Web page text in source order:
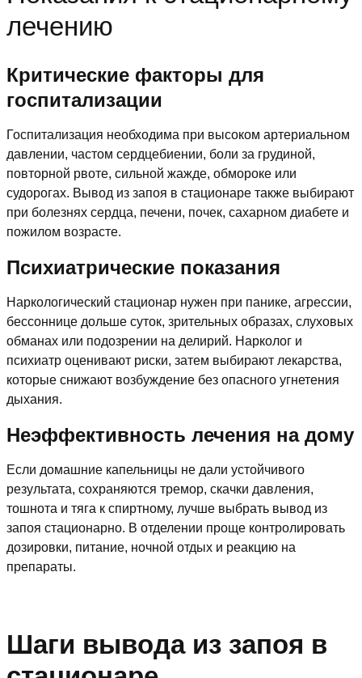
лечению
Критические факторы для
госпитализации
Госпитализация необходима при высоком артериальном
давлении, частом сердцебиении, боли за грудиной,
повторной рвоте, сильной жажде, обмороке или
судорогах. Вывод из запоя в стационаре также выбирают
при болезнях сердца, печени, почек, сахарном диабете и
пожилом возрасте.
Психиатрические показания
Наркологический стационар нужен при панике, агрессии,
бессоннице дольше суток, зрительных образах, слуховых
обманах или подозрении на делирий. Нарколог и
психиатр оценивают риски, затем выбирают лекарства,
которые снижают возбуждение без опасного угнетения
дыхания.
Неэффективность лечения на дому
Если домашние капельницы не дали устойчивого
результата, сохраняются тремор, скачки давления,
тошнота и тяга к спиртному, лучше выбрать вывод из
запоя стационарно. В отделении проще контролировать
дозировки, питание, ночной отдых и реакцию на
препараты.
Шаги вывода из запоя в